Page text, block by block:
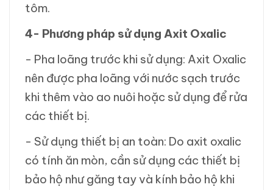
tôm.
4- Phương pháp sử dụng Axit Oxalic
- Pha loãng trước khi sử dụng: Axit Oxalic
nên được pha loãng với nước sạch trước
khi thêm vào ao nuôi hoặc sử dụng để rửa
các thiết bị.
- Sử dụng thiết bị an toàn: Do axit oxalic
có tính ăn mòn, cần sử dụng các thiết bị
bảo hộ như găng tay và kính bảo hộ khi